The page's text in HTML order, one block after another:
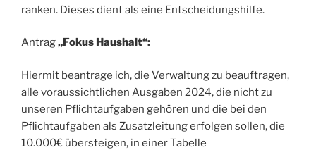
ranken. Dieses dient als eine Entscheidungshilfe.
Antrag„Fokus Haushalt“:
Hiermit beantrage ich, die Verwaltung zu beauftragen,
alle voraussichtlichen Ausgaben 2024, die nicht zu
unseren Pflichtaufgaben gehören und die bei den
Pflichtaufgaben als Zusatzleitung erfolgen sollen, die
10.000€ übersteigen, in einer Tabelle